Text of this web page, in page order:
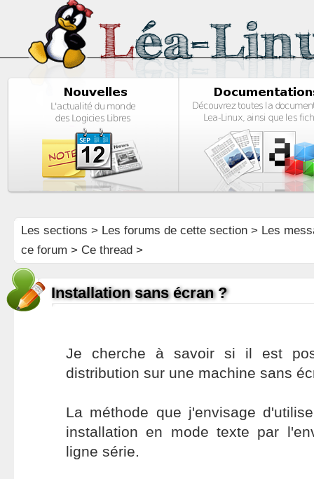
Les sections > Les forums de cette section> Les
ce forum > Ce thread >
Installation sans écran ?
Je cherche à savoir si il est
distribution sur une machine sans
La méthode que j'envisage
installation en mode texte par
ligne série.